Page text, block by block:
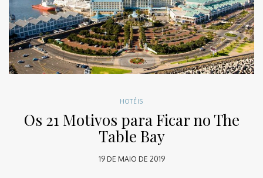
HOTÉIS
Os 21 Motivos para Ficar no The
Table Bay
19 DE MAIO DE 2019